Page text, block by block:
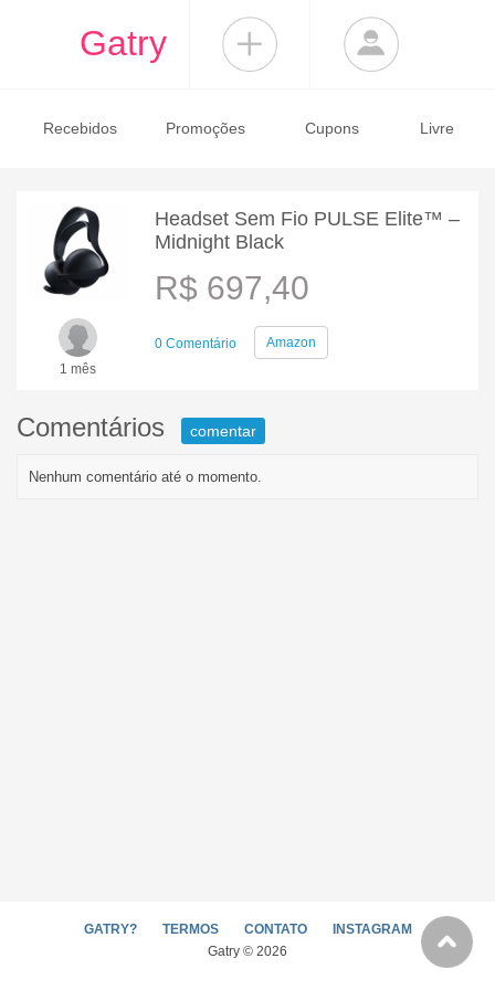
Gatry
Recebidos Promoções Cupons Livre
1 mês
Headset Sem Fio PULSE Elite™ –
Midnight Black
R$ 697,40
0 Comentário Amazon
Comentários comentar
Nenhum comentário até o momento.
GATRY? TERMOS CONTATO
INSTAGRAM
Gatry © 2026